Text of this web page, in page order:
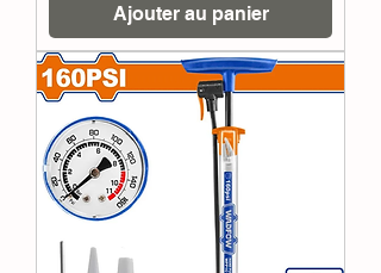
Ajouter au panier